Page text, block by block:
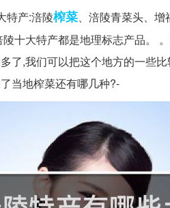
特产:涪陵榨菜、涪陵青菜头、
十大特产都是地理标志产品。
了,我们可以把这个地方的一些
当地榨菜还有哪几种?-